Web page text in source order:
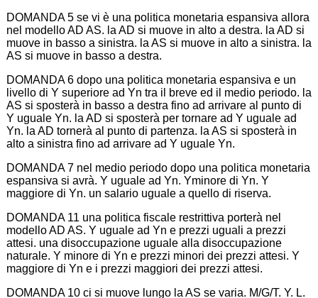
DOMANDA 5 se vi è una politica monetaria espansiva allora
nel modello AD AS. la AD si muove in alto a destra. la AD si
muove in basso a sinistra. la AS si muove in alto a sinistra. la
AS si muove in basso a destra.
DOMANDA 6 dopo una politica monetaria espansiva e un
livello di Y superiore ad Yn tra il breve ed il medio periodo. la
AS si sposterà in basso a destra fino ad arrivare al punto di
Y uguale Yn. la AD si sposterà per tornare ad Y uguale ad
Yn. la AD tornerà al punto di partenza. la AS si sposterà in
alto a sinistra fino ad arrivare ad Y uguale Yn.
DOMANDA 7 nel medio periodo dopo una politica monetaria
espansiva si avrà. Y uguale ad Yn. Yminore di Yn. Y
maggiore di Yn. un salario uguale a quello di riserva.
DOMANDA 11 una politica fiscale restrittiva porterà nel
modello AD AS. Y uguale ad Yn e prezzi uguali a prezzi
attesi. una disoccupazione uguale alla disoccupazione
naturale. Y minore di Yn e prezzi minori dei prezzi attesi. Y
maggiore di Yn e i prezzi maggiori dei prezzi attesi.
DOMANDA 10 ci si muove lungo la AS se varia. M/G/T. Y. L.